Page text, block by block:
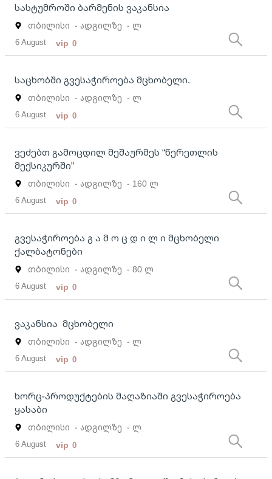
სასტუმროში ბარმენის ვაკანსია
თბილისი - ადგილზე - ლ
6 August vip 0
საცხობში გვესაჭიროება მცხობელი.
თბილისი - ადგილზე - ლ
6 August vip 0
ვეძებთ გამოცდილ მეშაურმეს “წერეთლის
მექსიკურში”
თბილისი - ადგილზე - 160 ლ
6 August vip 0
გვესაჭიროება გ ა მ ო ც დ ი ლ ი მცხობელი
ქალბატონები
თბილისი - ადგილზე - 80 ლ
6 August vip 0
ვაკანსია მცხობელი
თბილისი - ადგილზე - ლ
6 August vip 0
ხორც-პროდუქტების მაღაზიაში გვესაჭიროება
ყასაბი
თბილისი - ადგილზე - ლ
6 August vip 0